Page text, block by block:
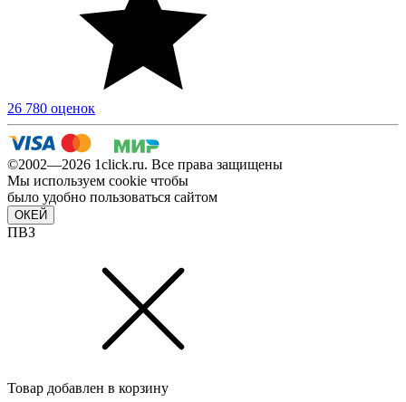
26 780 оценок
©2002—2026 1сlick.ru. Все права защищены
Мы используем cookie чтобы
было удобно пользоваться сайтом
ОКЕЙ
ПВЗ
Товар добавлен в корзину